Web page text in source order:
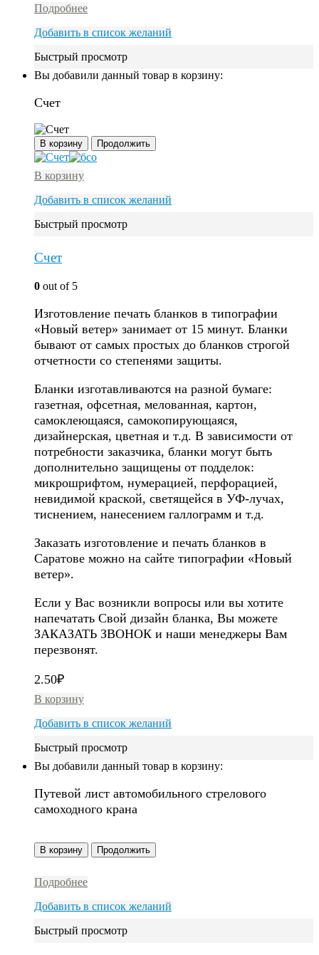
Подробнее
Добавить в список желаний
Быстрый просмотр
Вы добавили данный товар в корзину:
Счет
В корзину Продолжить
В корзину
Добавить в список желаний
Быстрый просмотр
Счет
0 out of 5
Изготовление печать бланков в типографии
«Новый ветер» занимает от 15 минут. Бланки
бывают от самых простых до бланков строгой
отчетности со степенями защиты.
Бланки изготавливаются на разной бумаге:
газетная, офсетная, мелованная, картон,
самоклеющаяся, самокопирующаяся,
дизайнерская, цветная и т.д. В зависимости от
потребности заказчика, бланки могут быть
дополнительно защищены от подделок:
микрошрифтом, нумерацией, перфорацией,
невидимой краской, светящейся в УФ-лучах,
тиснением, нанесением галлограмм и т.д.
Заказать изготовление и печать бланков в
Саратове можно на сайте типографии «Новый
ветер».
Если у Вас возникли вопросы или вы хотите
напечатать Свой дизайн бланка, Вы можете
ЗАКАЗАТЬ ЗВОНОК и наши менеджеры Вам
перезвонят.
2.50₽
В корзину
Добавить в список желаний
Быстрый просмотр
Вы добавили данный товар в корзину:
Путевой лист автомобильного стрелового
самоходного крана
В корзину Продолжить
Подробнее
Добавить в список желаний
Быстрый просмотр